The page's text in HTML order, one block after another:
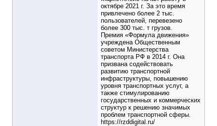
октябре 2021 г. За это время
привлечено более 2 тыс.
пользователей, перевезено
более 300 тыс. т грузов.
Премия «Формула движения»
учреждена Общественным
советом Министерства
транспорта РФ в 2014 г. Она
призвана содействовать
развитию транспортной
инфраструктуры, повышению
уровня транспортных услуг, а
также стимулированию
государственных и коммерческих
структур к решению значимых
проблем транспортной сферы.
https://rzddigital.ru/